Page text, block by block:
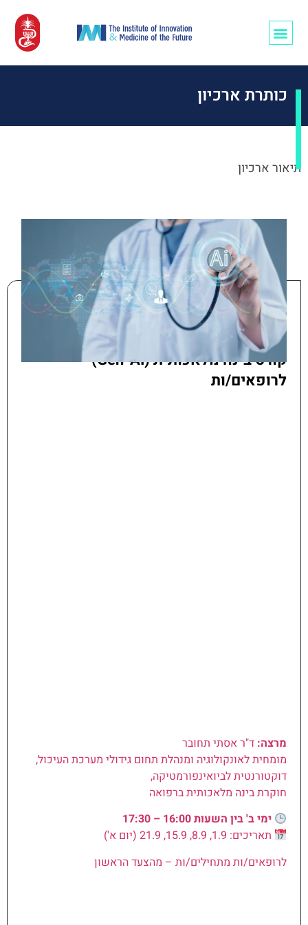
כותרת ארכיון
תיאור ארכיון
קורס בינה מלאכותית (Gen-AI)
לרופאים/ות
מרצה: ד"ר אסתי תחובר
מומחית לאונקולוגיה ומנהלת תחום גידולי מערכת העיכול,
דוקטורנטית לביואינפורמטיקה,
חוקרת בינה מלאכותית ברפואה
ימי ב' בין השעות 16:00 – 17:30
תאריכים: 1.9, 8.9, 15.9, 21.9 (יום א')
לרופאים/ות מתחילים/ות – מהצעד הראשון